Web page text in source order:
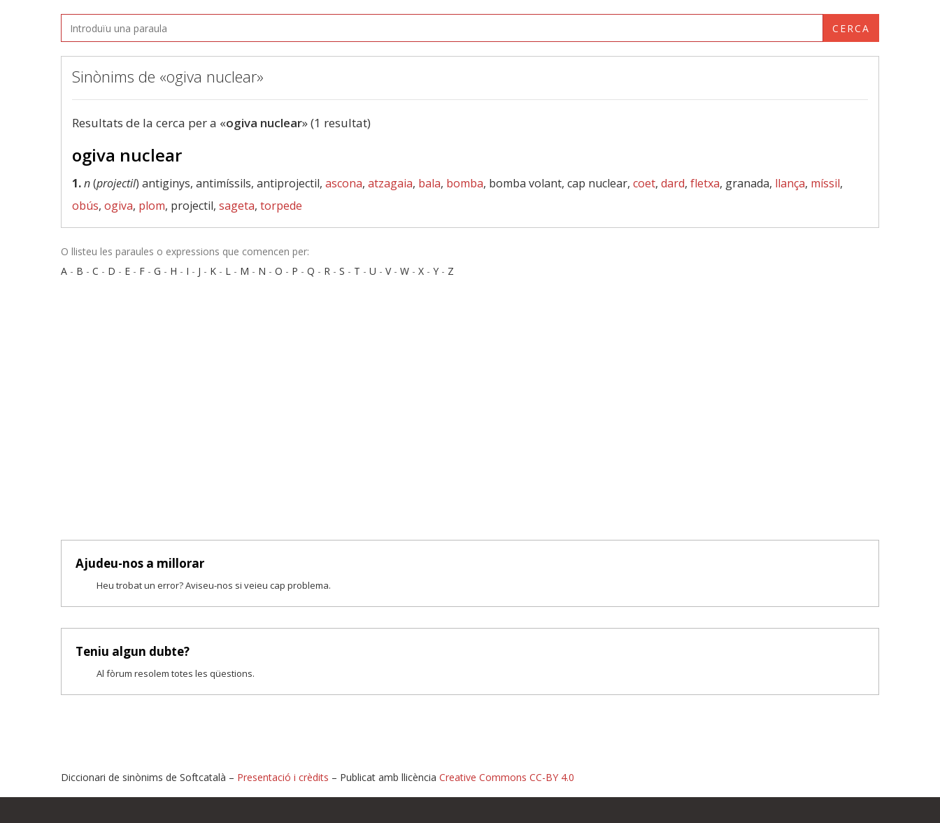
CERCA
Sinònims de «ogiva nuclear»
Resultats de la cerca per a «ogiva nuclear» (1 resultat)
ogiva nuclear
1.n(projectil) antiginys, antimíssils, antiprojectil, ascona, atzagaia, bala, bomba, bomba volant, cap nuclear, coet, dard, fletxa, granada, llança, míssil,
obús, ogiva, plom, projectil, sageta, torpede
O llisteu les paraules o expressions que comencen per:
A - B - C - D - E - F - G - H - I - J - K - L - M - N - O - P - Q - R - S - T - U - V- W - X - Y - Z
Ajudeu-nos a millorar
Heu trobat un error? Aviseu-nos si veieu cap problema.
Teniu algun dubte?
Al fòrum resolem totes les qüestions.
Diccionari de sinònims de Softcatalà – Presentació i crèdits – Publicat amb llicència Creative Commons CC-BY 4.0